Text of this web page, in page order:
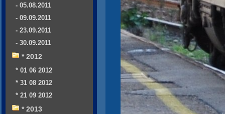
- 05.08.2011
- 09.09.2011
- 23.09.2011
- 30.09.2011
* 2012
* 01 06 2012
* 31 08 2012
* 21 09 2012
* 2013